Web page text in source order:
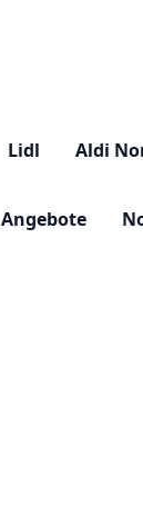
Lidl Aldi
Angebote